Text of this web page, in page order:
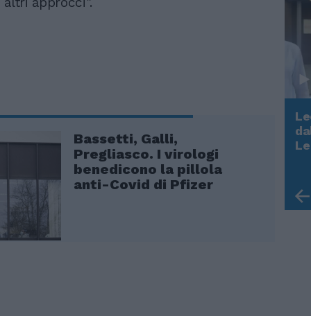
Bassetti, Galli,
Pregliasco. I virologi
benedicono la pillola
anti-Covid di Pfizer
Rudy Giuliani a Come States?
Trump, Meloni e la strategia
americana